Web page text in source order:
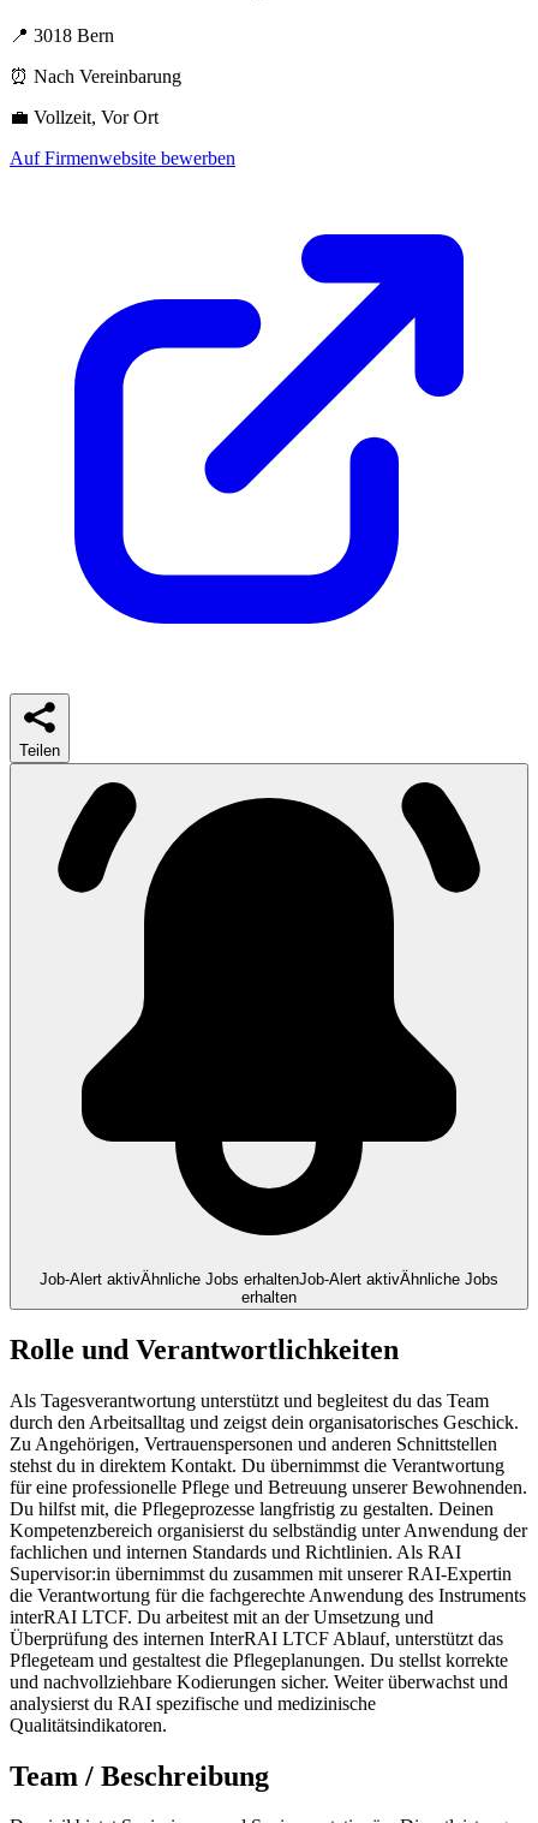
📍 3018 Bern
⏰ Nach Vereinbarung
💼 Vollzeit, Vor Ort
Auf Firmenwebsite bewerben
Teilen
Job-Alert aktivÄhnliche Jobs erhaltenJob-Alert aktivÄhnliche Jobs
erhalten
Rolle und Verantwortlichkeiten
Als Tagesverantwortung unterstützt und begleitest du das Team
durch den Arbeitsalltag und zeigst dein organisatorisches Geschick.
Zu Angehörigen, Vertrauenspersonen und anderen Schnittstellen
stehst du in direktem Kontakt. Du übernimmst die Verantwortung
für eine professionelle Pflege und Betreuung unserer Bewohnenden.
Du hilfst mit, die Pflegeprozesse langfristig zu gestalten. Deinen
Kompetenzbereich organisierst du selbständig unter Anwendung der
fachlichen und internen Standards und Richtlinien. Als RAI
Supervisor:in übernimmst du zusammen mit unserer RAI-Expertin
die Verantwortung für die fachgerechte Anwendung des Instruments
interRAI LTCF. Du arbeitest mit an der Umsetzung und
Überprüfung des internen InterRAI LTCF Ablauf, unterstützt das
Pflegeteam und gestaltest die Pflegeplanungen. Du stellst korrekte
und nachvollziehbare Kodierungen sicher. Weiter überwachst und
analysierst du RAI spezifische und medizinische
Qualitätsindikatoren.
Team / Beschreibung